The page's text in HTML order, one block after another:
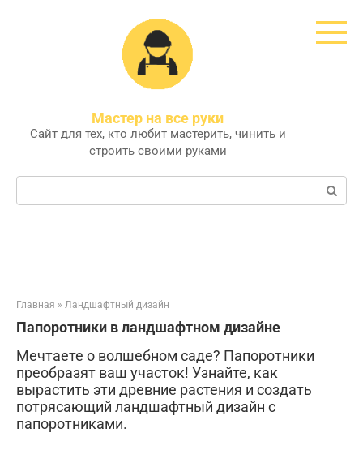
Мастер на все руки
Сайт для тех, кто любит мастерить, чинить и
строить своими руками
Поиск:
Главная » Ландшафтный дизайн
Папоротники в ландшафтном дизайне
Мечтаете о волшебном саде? Папоротники
преобразят ваш участок! Узнайте, как
вырастить эти древние растения и создать
потрясающий ландшафтный дизайн с
папоротниками.